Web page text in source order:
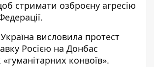
стримати озброєну агресію
висловила протест
Росією на Донбас
«гуманітарних конвоїв».